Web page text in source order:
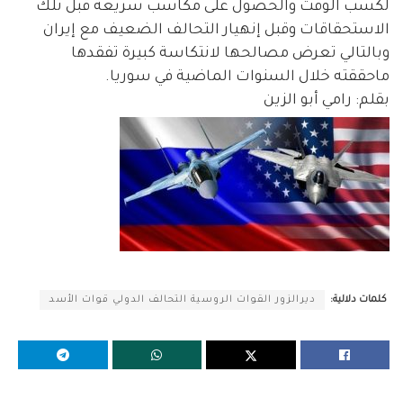
لكسب الوقت والحصول على مكاسب سريعة قبل تلك
الاستحقاقات وقبل إنهيار التحالف الضعيف مع إيران
وبالتالي تعرض مصالحها لانتكاسة كبيرة تفقدها
ماحققته خلال السنوات الماضية في سوريا.
بقلم: رامي أبو الزين
كلمات دلالية: ديرالزور القوات الروسية التحالف الدولي قوات الأسد